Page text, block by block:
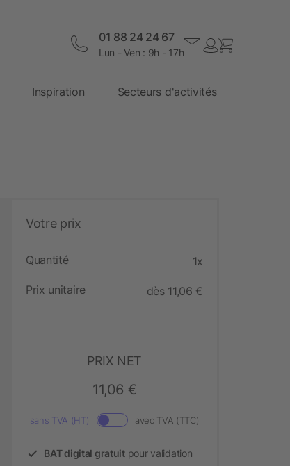
01 88 24 24 67
Lun - Ven : 9h - 17h
Inspiration Secteurs d'activités
Votre prix
Quantité 1x
Prix unitaire dès 11,06 €
PRIX NET
11,06 €
sans TVA (HT) avec TVA (TTC)
BAT digital gratuitpour validation